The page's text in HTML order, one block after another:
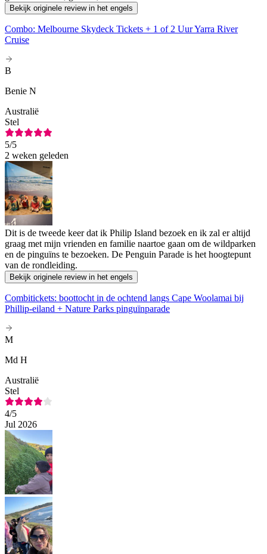
Bekijk originele review in het engels
Combo: Melbourne Skydeck Tickets + 1 of 2 Uur Yarra River
Cruise
B
Benie N
Australië
Stel
5/5
2 weken geleden
Dit is de tweede keer dat ik Philip Island bezoek en ik zal er altijd
graag met mijn vrienden en familie naartoe gaan om de wildparken
en de pinguïns te bezoeken. De Penguin Parade is het hoogtepunt
van de rondleiding.
Bekijk originele review in het engels
Combitickets: boottocht in de ochtend langs Cape Woolamai bij
Phillip-eiland + Nature Parks pinguïnparade
M
Md H
Australië
Stel
4/5
Jul 2026